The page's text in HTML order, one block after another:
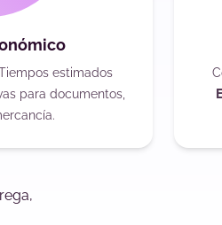
estimados
para documentos,